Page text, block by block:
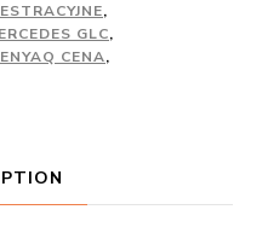
,
GLC,
CENA,